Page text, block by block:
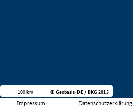
Impressum Datenschutzerklärung
100 km © Geobasis-DE / BKG 2015